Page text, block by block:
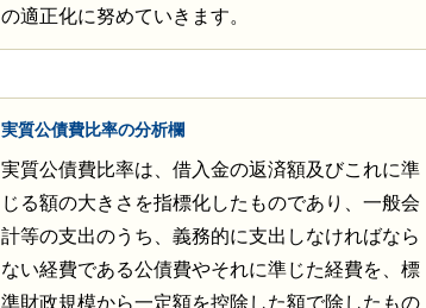
の適正化に努めていきます。
実質公債費比率の分析欄
実質公債費比率は、借入金の返済額及びこれに準
じる額の大きさを指標化したものであり、一般会
計等の支出のうち、義務的に支出しなければなら
ない経費である公債費やそれに準じた経費を、標
準財政規模から一定額を控除した額で除したもの